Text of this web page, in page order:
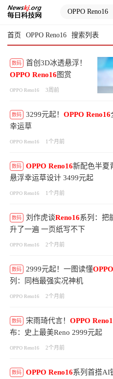
首页 OPPO Reno16 搜索列表
数码
首创3D冰透悬浮！
OPPO Reno16 图赏
OPPO Reno16 3周前
数码 3299元起！ OPPO Reno16
幸运草
OPPO Reno16 1个月前
数码 OPPO Reno16新配色半夏
悬浮幸运草设计 3499元起
OPPO Reno16 1个月前
数码 刘作虎谈Reno16系列：把
升了一遍 一页纸写不下
OPPO Reno16 2个月前
数码 2999元起！一图读懂OPPO
列：同档最强实况神机
OPPO Reno16 2个月前
数码 宋雨琦代言！ OPPO
布：史上最美Reno 2999元起
OPPO Reno16 2个月前
数码 OPPO Reno16系列首搭AI